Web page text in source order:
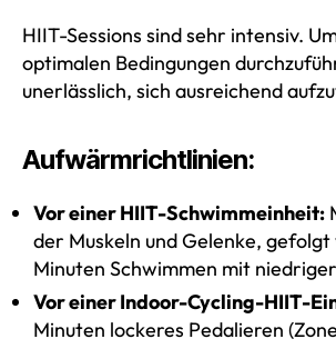
HIIT-Sessions sind sehr intensiv.
optimalen Bedingungen
unerlässlich, sich ausreichend
Aufwärmrichtlinien:
Vor einer HIIT-Schwimmeinheit:
der Muskeln und Gelenke, gefolgt
Minuten Schwimmen mit
Vor einer Indoor-Cycling-HIIT-
Minuten lockeres Pedalieren